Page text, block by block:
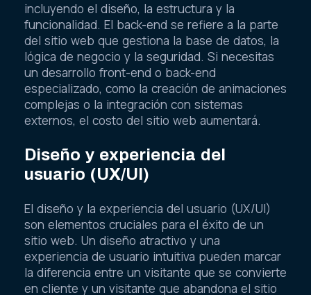
incluyendo el diseño, la estructura y la
funcionalidad. El back-end se refiere a la parte
del sitio web que gestiona la base de datos, la
lógica de negocio y la seguridad. Si necesitas
un desarrollo front-end o back-end
especializado, como la creación de animaciones
complejas o la integración con sistemas
externos, el costo del sitio web aumentará.
Diseño y experiencia del
usuario (UX/UI)
El diseño y la experiencia del usuario (UX/UI)
son elementos cruciales para el éxito de un
sitio web. Un diseño atractivo y una
experiencia de usuario intuitiva pueden marcar
la diferencia entre un visitante que se convierte
en cliente y un visitante que abandona el sitio